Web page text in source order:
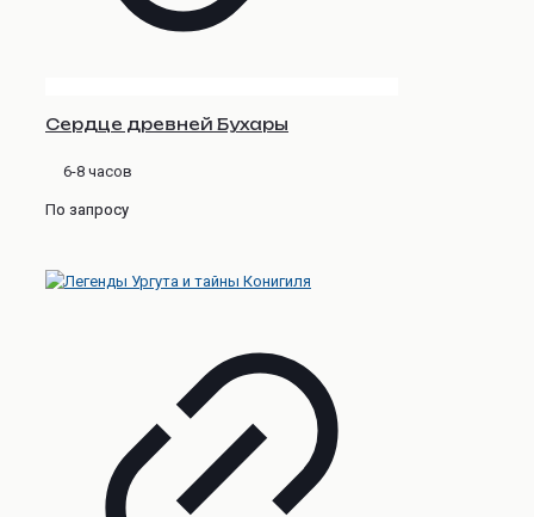
Сердце древней Бухары
6-8 часов
По запросу